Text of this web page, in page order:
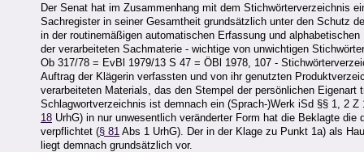
Der Senat hat im Zusammenhang mit dem Stichwörterverzeichnis
Sachregister in seiner Gesamtheit grundsätzlich unter den Schutz
in der routinemäßigen automatischen Erfassung und
der verarbeiteten Sachmaterie - wichtige von unwichtigen
Ob 317/78 = EvBl 1979/13 S 47 = ÖBl 1978, 107 -
Auftrag der Klägerin verfassten und von ihr genutzten
verarbeiteten Materials, das den Stempel der persönlichen
Schlagwortverzeichnis ist demnach ein (Sprach-)Werk iSd §§ 1, 2
18 UrhG) in nur unwesentlich veränderter Form hat die Beklagte
verpflichtet (§ 81 Abs 1 UrhG). Der in der Klage zu Punkt 1a) als
liegt demnach grundsätzlich vor.